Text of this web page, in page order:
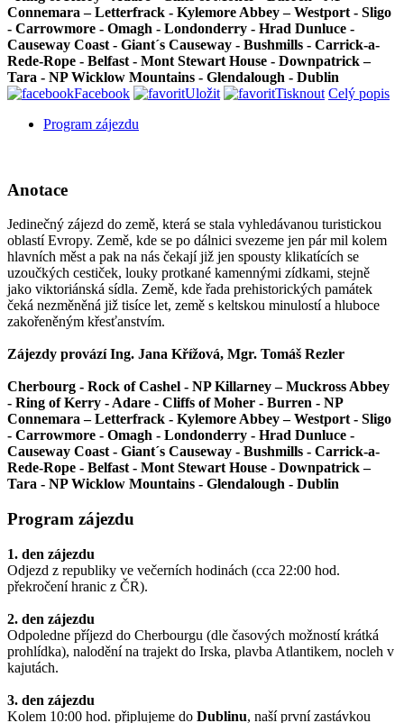
Connemara – Letterfrack - Kylemore Abbey – Westport - Sligo
- Carrowmore - Omagh - Londonderry - Hrad Dunluce -
Causeway Coast - Giant´s Causeway - Bushmills - Carrick-a-
Rede-Rope - Belfast - Mont Stewart House - Downpatrick –
Tara - NP Wicklow Mountains - Glendalough - Dublin
Facebook
Uložit Tisknout Celý popis
Program zájezdu
Anotace
Jedinečný zájezd do země, která se stala vyhledávanou turistickou
oblastí Evropy. Země, kde se po dálnici svezeme jen pár mil kolem
hlavních měst a pak na nás čekají již jen spousty klikatících se
uzoučkých cestiček, louky protkané kamennými zídkami, stejně
jako viktoriánská sídla. Země, kde řada prehistorických památek
čeká nezměněná již tisíce let, země s keltskou minulostí a hluboce
zakořeněným křesťanstvím.
Zájezdy provází Ing. Jana Křížová, Mgr. Tomáš Rezler
Cherbourg - Rock of Cashel - NP Killarney – Muckross Abbey
- Ring of Kerry - Adare - Cliffs of Moher - Burren - NP
Connemara – Letterfrack - Kylemore Abbey – Westport - Sligo
- Carrowmore - Omagh - Londonderry - Hrad Dunluce -
Causeway Coast - Giant´s Causeway - Bushmills - Carrick-a-
Rede-Rope - Belfast - Mont Stewart House - Downpatrick –
Tara - NP Wicklow Mountains - Glendalough - Dublin
Program zájezdu
1. den zájezdu
Odjezd z republiky ve večerních hodinách (cca 22:00 hod.
překročení hranic z ČR).
2. den zájezdu
Odpoledne příjezd do Cherbourgu (dle časových možností krátká
prohlídka), nalodění na trajekt do Irska, plavba Atlantikem, nocleh v
kajutách.
3. den zájezdu
Kolem 10:00 hod. připlujeme do Dublinu, naší první zastávkou